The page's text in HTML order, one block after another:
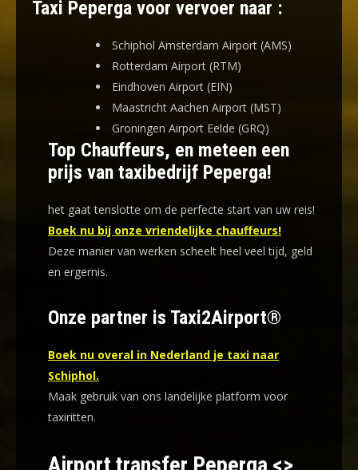
Taxi Peperga voor vervoer naar :
Schiphol Amsterdam Airport (AMS)
Rotterdam Airport (RTM)
Eindhoven Airport (EIN)
Maastricht Aachen Airport (MST)
Groningen Airport Eelde (GRQ)
Top Chauffeurs, en meteen een
prijs van taxibedrijf Peperga!
het gaat tenslotte om de perfecte start van uw reis!
Boek nu bij onze vriendelijke chauffeurs!
Deze manier van werken scheelt heel veel tijd, geld
en ergernis.
Onze partner is Taxi2Airport®
Boek nu overal in Nederland je taxi naar
Schiphol.
Maak gebruik van ons landelijke platform voor
taxiritten.